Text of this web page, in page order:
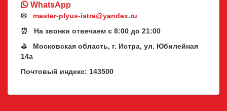
WhatsApp
✉ master-plyus-istra@yandex.ru
⏰ На звонки отвечаем с 8:00 до 21:00
⛳ Московская область, г. Истра, ул. Юбилейная
14а
Почтовый индекс: 143500